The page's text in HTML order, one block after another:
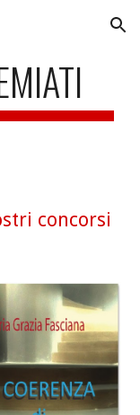
Skip to navigation
concorsi